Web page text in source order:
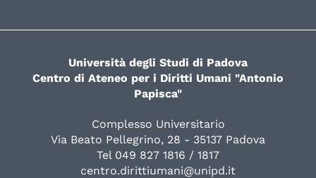
Università degli Studi di Padova
Centro di Ateneo per i Diritti Umani "Antonio
Papisca"
Complesso Universitario
Via Beato Pellegrino, 28 - 35137 Padova
Tel 049 827 1816 / 1817
centro.dirittiumani@unipd.it